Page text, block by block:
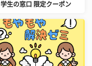
学生の窓口 限定クーポン